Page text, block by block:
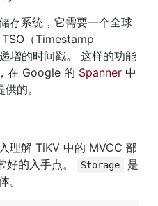
存系统，它需要一个全球
（Timestamp
增的时间戳。 这样的功能
在 Google 的 Spanner 中
的。
理解 TiKV 中的 MVCC 部
好的入手点。 Storage
是
。